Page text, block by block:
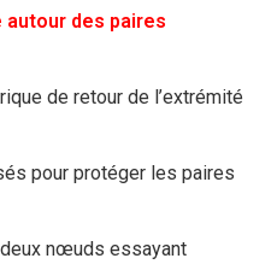
autour des paires
de retour de l’extrémité
pour protéger les paires
nœuds essayant